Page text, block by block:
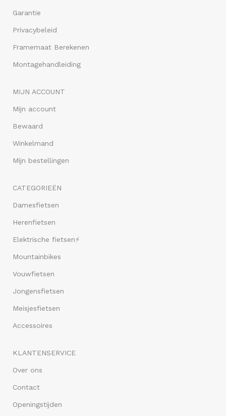
Garantie
Privacybeleid
Framemaat Berekenen
Montagehandleiding
MIJN ACCOUNT
Mijn account
Bewaard
Winkelmand
Mijn bestellingen
CATEGORIEËN
Damesfietsen
Herenfietsen
Elektrische fietsen⚡
Mountainbikes
Vouwfietsen
Jongensfietsen
Meisjesfietsen
Accessoires
KLANTENSERVICE
Over ons
Contact
Openingstijden